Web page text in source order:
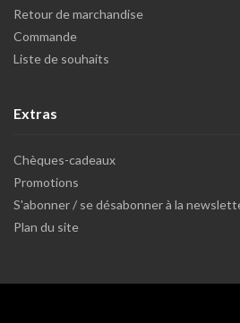
Retour de marchandise
Commande
Liste de souhaits
Extras
Chèques-cadeaux
Promotions
S'abonner / se désabonner à la
Plan du site